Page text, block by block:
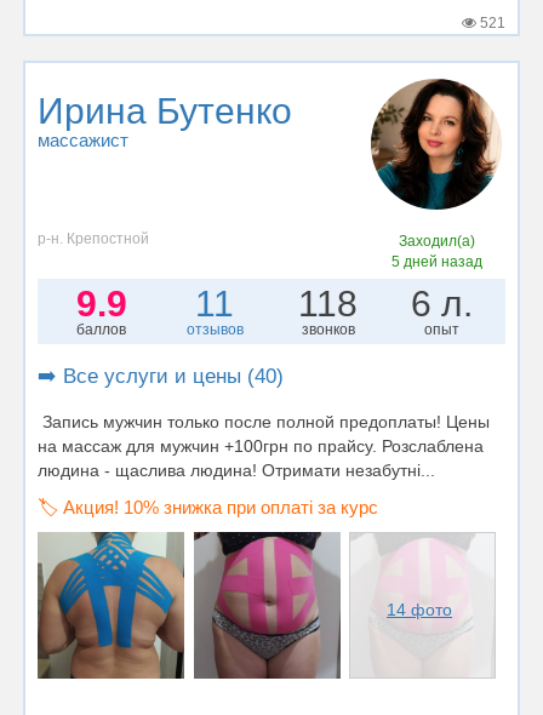
521
Ирина Бутенко
массажист
р-н. Крепостной
Заходил(а)
5 дней назад
9.9
баллов
11
отзывов
118
звонков
6 л.
опыт
➡️ Все услуги и цены (40)
Запись мужчин только после полной предоплаты! Цены
на массаж для мужчин +100грн по прайсу. Розслаблена
людина - щаслива людина! Отримати незабутні...
🏷️ Акция! 10% знижка при оплаті за курс
14 фото